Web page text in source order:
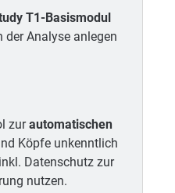
T1-Basismodul
der Analyse anlegen
zurautomatischen
Köpfe unkenntlich
Datenschutz zur
nutzen.